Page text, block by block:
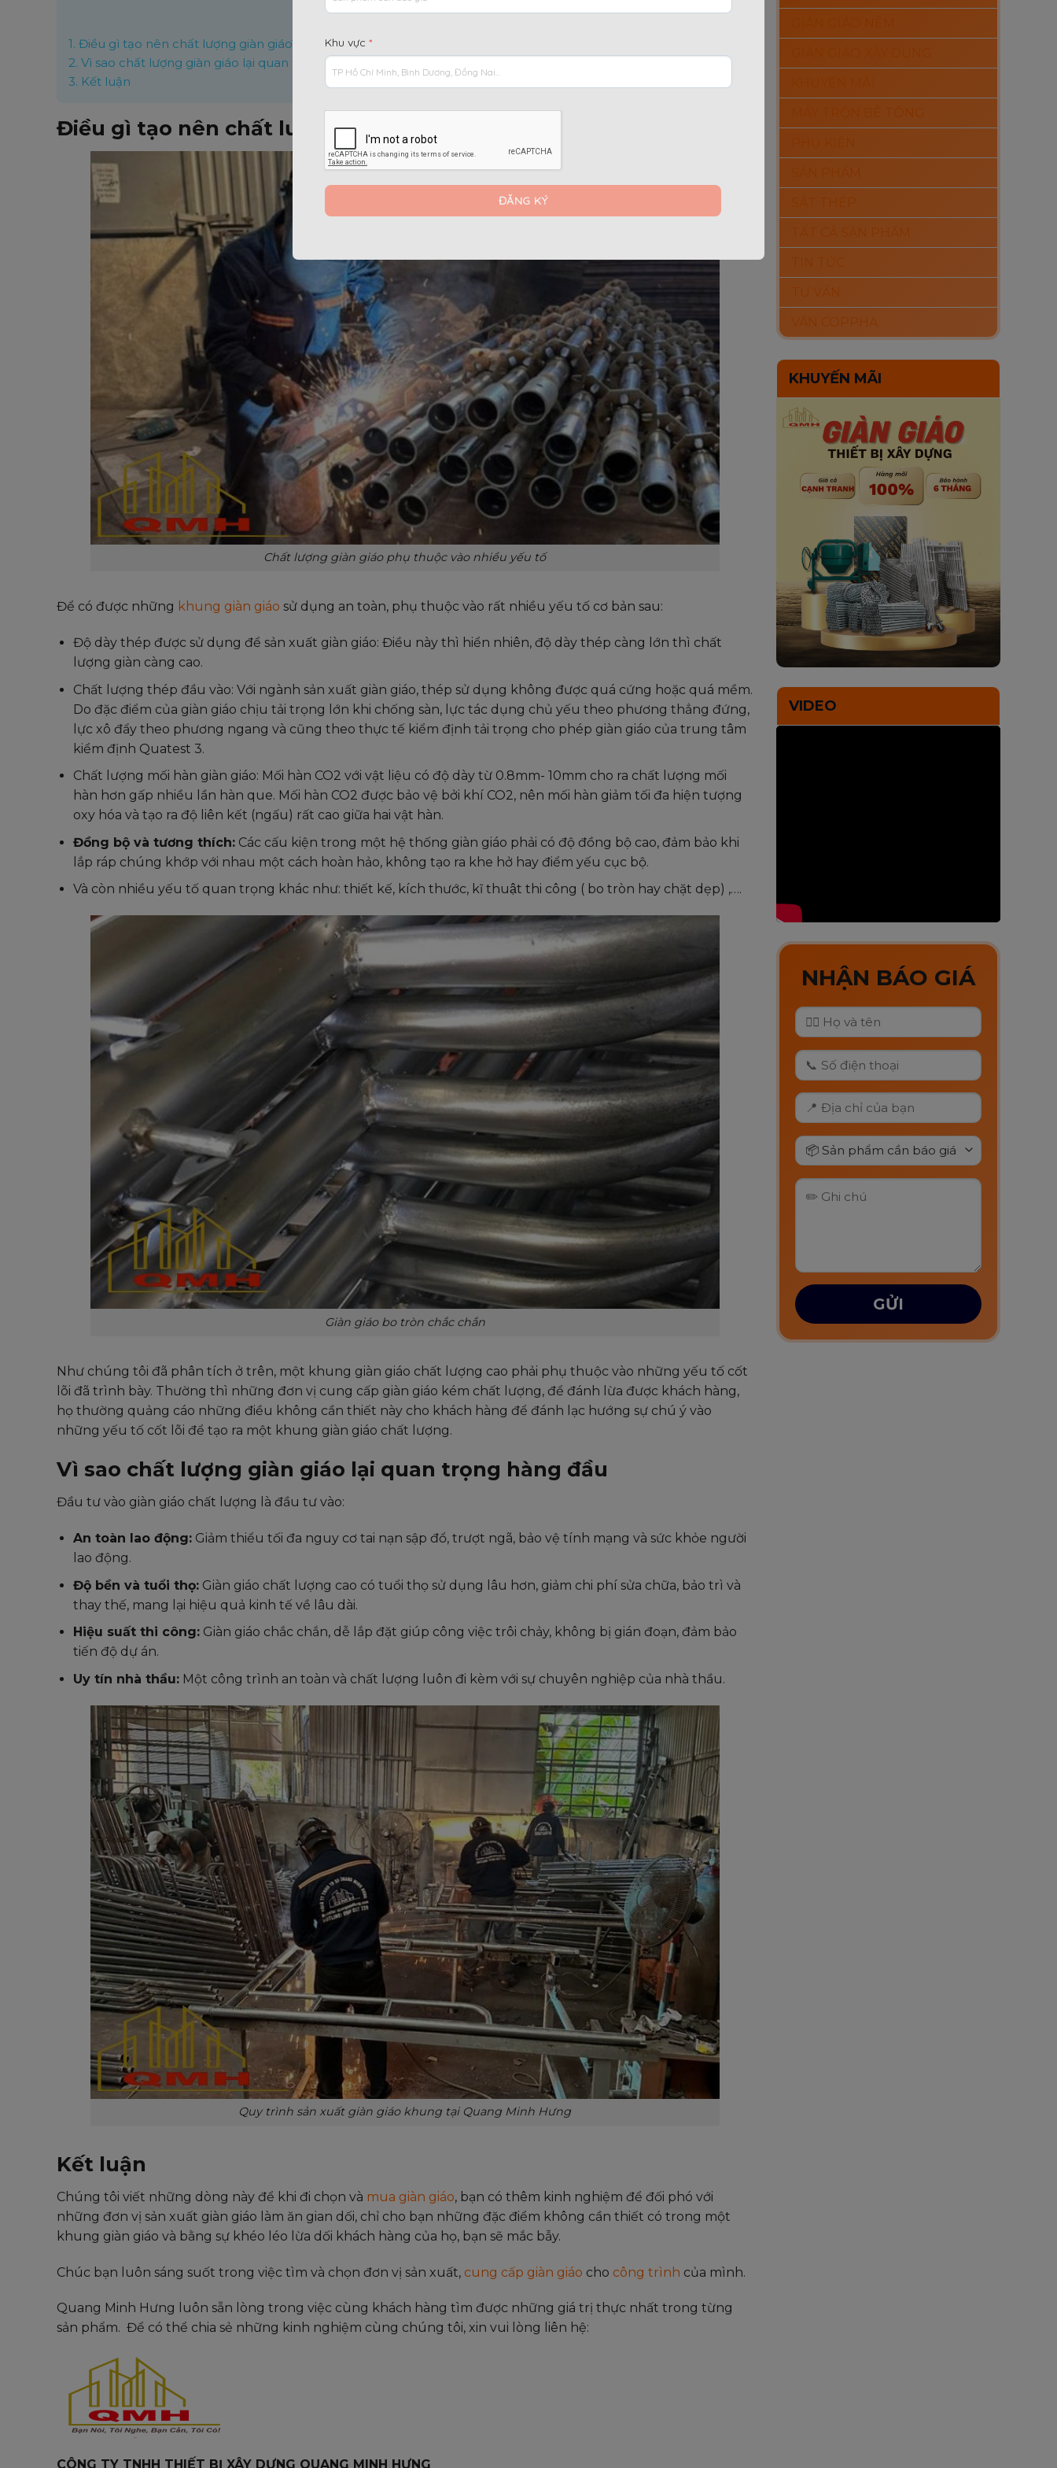
Nội dung chính [Ẩn]
1. Điều gì tạo nên chất lượng giàn giáo?
2. Vì sao chất lượng giàn giáo lại quan trọng hàng đầu
3. Kết luận
Điều gì tạo nên chất lượng giàn giáo?
Chất lượng giàn giáo phụ thuộc vào nhiều yếu tố
Để có được những khung giàn giáo sử dụng an toàn, phụ thuộc vào rất nhiều yếu tố cơ bản sau:
Độ dày thép được sử dụng để sản xuất giàn giáo: Điều này thì hiển nhiên, độ dày thép càng lớn thì chất
lượng giàn càng cao.
Chất lượng thép đầu vào: Với ngành sản xuất giàn giáo, thép sử dụng không được quá cứng hoặc quá mềm.
Do đặc điểm của giàn giáo chịu tải trọng lớn khi chống sàn, lực tác dụng chủ yếu theo phương thẳng đứng,
lực xô đẩy theo phương ngang và cũng theo thực tế kiểm định tải trọng cho phép giàn giáo của trung tâm
kiểm định Quatest 3.
Chất lượng mối hàn giàn giáo: Mối hàn CO2 với vật liệu có độ dày từ 0.8mm- 10mm cho ra chất lượng mối
hàn hơn gấp nhiều lần hàn que. Mối hàn CO2 được bảo vệ bởi khí CO2, nên mối hàn giảm tối đa hiện tượng
oxy hóa và tạo ra độ liên kết (ngấu) rất cao giữa hai vật hàn.
Đồng bộ và tương thích:Các cấu kiện trong một hệ thống giàn giáo phải có độ đồng bộ cao, đảm bảo khi
lắp ráp chúng khớp với nhau một cách hoàn hảo, không tạo ra khe hở hay điểm yếu cục bộ.
Và còn nhiều yếu tố quan trọng khác như: thiết kế, kích thước, kĩ thuật thi công ( bo tròn hay chặt dẹp) ,….
Giàn giáo bo tròn chắc chắn
Như chúng tôi đã phân tích ở trên, một khung giàn giáo chất lượng cao phải phụ thuộc vào những yếu tố cốt
lõi đã trình bày. Thường thì những đơn vị cung cấp giàn giáo kém chất lượng, để đánh lừa được khách hàng,
họ thường quảng cáo những điều không cần thiết này cho khách hàng để đánh lạc hướng sự chú ý vào
những yếu tố cốt lõi để tạo ra một khung giàn giáo chất lượng.
Vì sao chất lượng giàn giáo lại quan trọng hàng đầu
Đầu tư vào giàn giáo chất lượng là đầu tư vào:
An toàn lao động:Giảm thiểu tối đa nguy cơ tai nạn sập đổ, trượt ngã, bảo vệ tính mạng và sức khỏe người
lao động.
Độ bền và tuổi thọ:Giàn giáo chất lượng cao có tuổi thọ sử dụng lâu hơn, giảm chi phí sửa chữa, bảo trì và
thay thế, mang lại hiệu quả kinh tế về lâu dài.
Hiệu suất thi công:Giàn giáo chắc chắn, dễ lắp đặt giúp công việc trôi chảy, không bị gián đoạn, đảm bảo
tiến độ dự án.
Uy tín nhà thầu:Một công trình an toàn và chất lượng luôn đi kèm với sự chuyên nghiệp của nhà thầu.
Quy trình sản xuất giàn giáo khung tại Quang Minh Hưng
Kết luận
Chúng tôi viết những dòng này để khi đi chọn và mua giàn giáo, bạn có thêm kinh nghiệm để đối phó với
những đơn vị sản xuất giàn giáo làm ăn gian dối, chỉ cho bạn những đặc điểm không cần thiết có trong một
khung giàn giáo và bằng sự khéo léo lừa dối khách hàng của họ, bạn sẽ mắc bẫy.
Chúc bạn luôn sáng suốt trong việc tìm và chọn đơn vị sản xuất, cung cấp giàn giáo cho công trình của mình.
Quang Minh Hưng luôn sẵn lòng trong việc cùng khách hàng tìm được những giá trị thực nhất trong từng
sản phẩm. Để có thể chia sẻ những kinh nghiệm cùng chúng tôi, xin vui lòng liên hệ:
CÔNG TY TNHH THIẾT BỊ XÂY DỰNG QUANG MINH HƯNG
TẤT CẢ SẢN PHẨM
TƯ VẤN
VÁN COPPHA
KHUYẾN MÃI
VIDEO
NHẬN BÁO GIÁ
Khu vực *